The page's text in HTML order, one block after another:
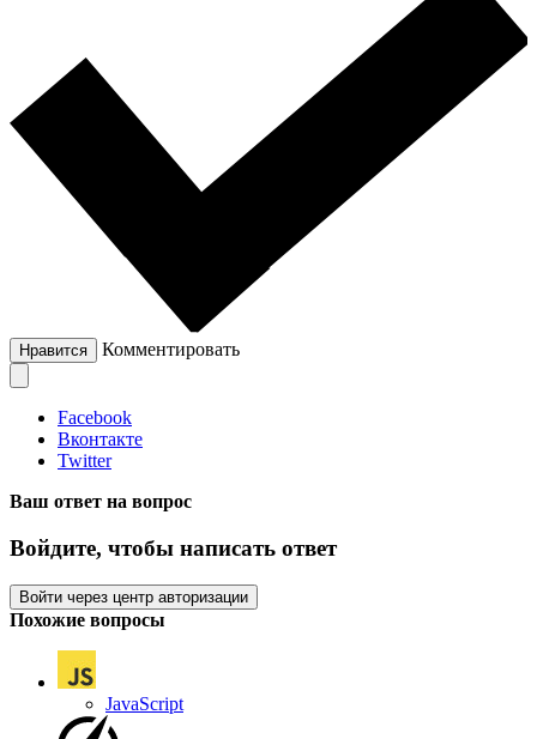
Нравится Комментировать
Facebook
Вконтакте
Twitter
Ваш ответ на вопрос
Войдите, чтобы написать ответ
Войти через центр авторизации
Похожие вопросы
JavaScript